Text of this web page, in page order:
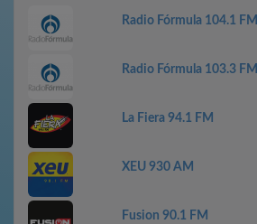
Radio Fórmula 104.1 FM
Radio Fórmula 103.3 FM
La Fiera 94.1 FM
XEU 930 AM
Fusion 90.1 FM